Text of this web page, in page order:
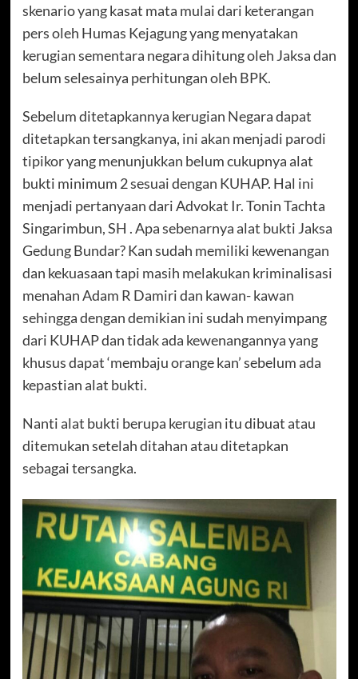
skenario yang kasat mata mulai dari keterangan
pers oleh Humas Kejagung yang menyatakan
kerugian sementara negara dihitung oleh Jaksa dan
belum selesainya perhitungan oleh BPK.
Sebelum ditetapkannya kerugian Negara dapat
ditetapkan tersangkanya, ini akan menjadi parodi
tipikor yang menunjukkan belum cukupnya alat
bukti minimum 2 sesuai dengan KUHAP. Hal ini
menjadi pertanyaan dari Advokat Ir. Tonin Tachta
Singarimbun, SH . Apa sebenarnya alat bukti Jaksa
Gedung Bundar? Kan sudah memiliki kewenangan
dan kekuasaan tapi masih melakukan kriminalisasi
menahan Adam R Damiri dan kawan- kawan
sehingga dengan demikian ini sudah menyimpang
dari KUHAP dan tidak ada kewenangannya yang
khusus dapat ‘membaju orange kan’ sebelum ada
kepastian alat bukti.
Nanti alat bukti berupa kerugian itu dibuat atau
ditemukan setelah ditahan atau ditetapkan
sebagai tersangka.